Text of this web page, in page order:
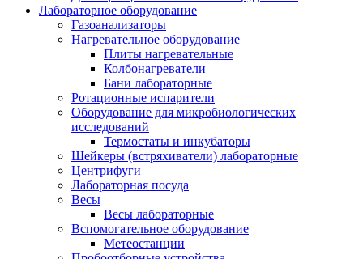
Лабораторное оборудование
Газоанализаторы
Нагревательное оборудование
Плиты нагревательные
Колбонагреватели
Бани лабораторные
Ротационные испарители
Оборудование для микробиологических
исследований
Термостаты и инкубаторы
Шейкеры (встряхиватели) лабораторные
Центрифуги
Лабораторная посуда
Весы
Весы лабораторные
Вспомогательное оборудование
Метеостанции